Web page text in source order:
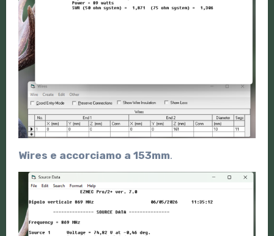
Wires e accorciamo a 153mm.